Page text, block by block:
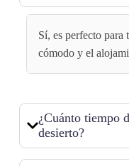
Sí, es perfecto para
cómodo y el
¿Cuánto tiempo
desierto?